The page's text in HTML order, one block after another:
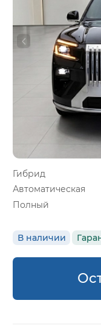
Гибрид
Автоматическая
Полный
В наличии